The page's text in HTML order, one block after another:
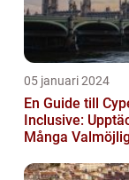
05 januari 2024
En Guide till
Inclusive:
Många
Semester...